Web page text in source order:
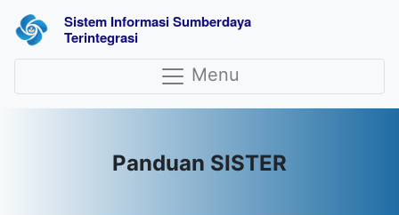
Sistem Informasi Sumberdaya
Terintegrasi
Menu
Panduan SISTER